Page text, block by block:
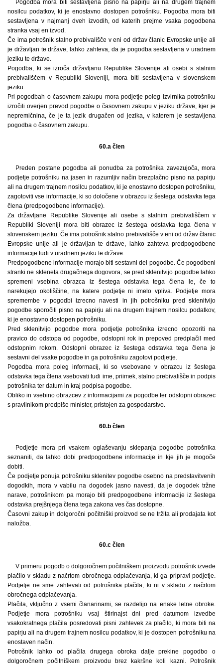
Pogodba mora biti sestavljena pisno na papirju ali na drugem trajnem
nosilcu podatkov, ki je enostavno dostopen potrošniku. Pogodba mora biti
sestavljena v najmanj dveh izvodih, od katerih prejme vsaka pogodbena
stranka vsaj en izvod.
Če ima potrošnik stalno prebivališče v eni od držav članic Evropske unije ali
je državljan te države, lahko zahteva, da je pogodba sestavljena v uradnem
jeziku te države.
Pogodba, ki se izroča državljanu Republike Slovenije ali osebi s stalnim
prebivališčem v Republiki Sloveniji, mora biti sestavljena v slovenskem
jeziku.
Pri pogodbah o časovnem zakupu mora podjetje poleg izvirnika potrošniku
izročiti overjen prevod pogodbe o časovnem zakupu v jeziku države, kjer je
nepremičnina, če je ta jezik drugačen od jezika, v katerem je sestavljena
pogodba o časovnem zakupu.
60.a člen
Preden postane pogodba ali ponudba za potrošnika zavezujoča, mora
podjetje potrošniku na jasen in razumljiv način brezplačno pisno na papirju
ali na drugem trajnem nosilcu podatkov, ki je enostavno dostopen potrošniku,
zagotoviti vse informacije, ki so določene v obrazcu iz šestega odstavka tega
člena (predpogodbene informacije).
Za državljane Republike Slovenije ali osebe s stalnim prebivališčem v
Republiki Sloveniji mora biti obrazec iz šestega odstavka tega člena v
slovenskem jeziku. Če ima potrošnik stalno prebivališče v eni od držav članic
Evropske unije ali je državljan te države, lahko zahteva predpogodbene
informacije tudi v uradnem jeziku te države.
Predpogodbene informacije morajo biti sestavni del pogodbe. Če pogodbeni
stranki ne skleneta drugačnega dogovora, se pred sklenitvijo pogodbe lahko
spremeni vsebina obrazca iz šestega odstavka tega člena le, če to
narekujejo okoliščine, na katere podjetje ni imelo vpliva. Podjetje mora
spremembe v pogodbi izrecno navesti in jih potrošniku pred sklenitvijo
pogodbe sporočiti pisno na papirju ali na drugem trajnem nosilcu podatkov,
ki je enostavno dostopen potrošniku.
Pred sklenitvijo pogodbe mora podjetje potrošnika izrecno opozoriti na
pravico do odstopa od pogodbe, odstopni rok in prepoved predplačil med
odstopnim rokom. Odstopni obrazec iz šestega odstavka tega člena je
sestavni del vsake pogodbe in ga potrošniku zagotovi podjetje.
Pogodba mora poleg informacij, ki so vsebovane v obrazcu iz šestega
odstavka tega člena vsebovati tudi ime, priimek, stalno prebivališče in podpis
potrošnika ter datum in kraj podpisa pogodbe.
Obliko in vsebino obrazcev z informacijami za pogodbe ter odstopni obrazec
s pravilnikom predpiše minister, pristojen za gospodarstvo.
60.b člen
Podjetje mora pri vsakem oglaševanju sklepanja pogodbe potrošnika
seznaniti, da lahko dobi predpogodbene informacije in kje jih je mogoče
dobiti.
Če podjetje ponuja potrošniku sklenitev pogodbe osebno na predstavitvenih
dogodkih, mora v vabilu na dogodek jasno navesti, da je dogodek tržne
narave, potrošnikom pa morajo biti predpogodbene informacije iz šestega
odstavka prejšnjega člena tega zakona ves čas dostopne.
Časovni zakup in dolgoročni počitniški proizvod se ne tržita ali prodajata kot
naložba.
60.c člen
V primeru pogodb o dolgoročnem počitniškem proizvodu potrošnik izvede
plačilo v skladu z načrtom obročnega odplačevanja, ki ga pripravi podjetje.
Podjetje ne sme zahtevati od potrošnika plačila, ki ni v skladu z načrtom
obročnega odplačevanja.
Plačila, vključno z vsemi članarinami, se razdelijo na enake letne obroke.
Podjetje mora potrošniku vsaj štirinajst dni pred datumom izvedbe
vsakokratnega plačila posredovati pisni zahtevek za plačilo, ki mora biti na
papirju ali na drugem trajnem nosilcu podatkov, ki je dostopen potrošniku na
enostaven način.
Potrošnik lahko od plačila drugega obroka dalje prekine pogodbo o
dolgoročnem počitniškem proizvodu brez kakršne koli kazni. Potrošnik